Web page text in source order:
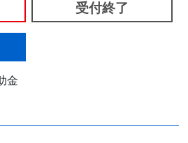
受付終了
金